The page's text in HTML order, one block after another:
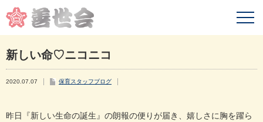
新しい命♡ニコニコ
2020.07.07 保育スタッフブログ
昨日『新しい生命の誕生』の朗報の便りが届き、嬉しさに胸を躍ら